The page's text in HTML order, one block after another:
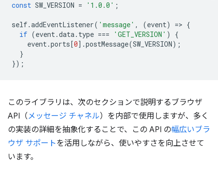
const SW_VERSION = '1.0.0' ;
self.addEventListener( 'message' , (event) => {
if (event.data. type === 'GET_VERSION' )
{
event.ports [0].postMessage(SW_VERSION);
}
});
このライブラリは、次のセクションで説明するブラウザ
API（メッセージ チャネル）を内部で使用しますが、多く
の実装の詳細を抽象化することで、この API の幅広いブラ
ウザ サポートを活用しながら、使いやすさを向上させて
います。